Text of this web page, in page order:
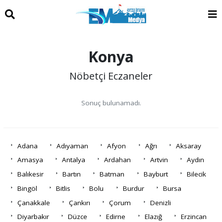
Konya
Nöbetçi Eczaneler
Sonuç bulunamadı.
Adana Adıyaman Afyon Ağrı
Aksaray
Amasya
Antalya Ardahan Artvin
Aydın
Balıkesir
Bartın Batman Bayburt
Bilecik
Bingöl
Bitlis Bolu Burdur
Bursa
Çanakkale
Çankırı Çorum
Denizli
Diyarbakır
Düzce Edirne Elazığ
Erzincan